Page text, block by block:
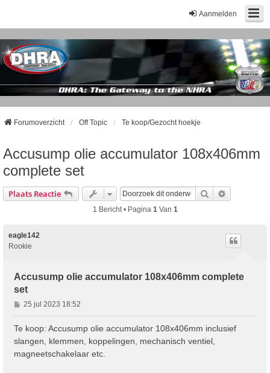
Aanmelden
Forumoverzicht Off Topic Te koop/Gezocht hoekje
Accusump olie accumulator 108x406mm
complete set
Plaats Reactie Zoek
1 Bericht • Pagina 1Van 1
eagle142
Rookie
Accusump olie accumulator 108x406mm complete
set
B
e
r
h
25 jul 2023 18:52
Te koop: Accusump olie accumulator 108x406mm inclusief
slangen, klemmen, koppelingen, mechanisch ventiel,
magneetschakelaar etc.